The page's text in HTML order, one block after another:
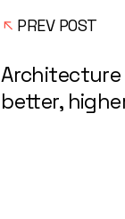
PREV POST
better,